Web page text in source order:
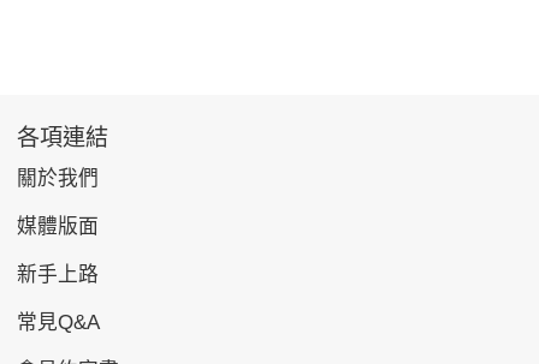
各項連結
關於我們
媒體版面
新手上路
常見Q&A